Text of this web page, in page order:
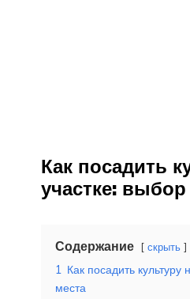
Как посадить
участке:
Содержание скрыть
1 Как посадить культуру
места